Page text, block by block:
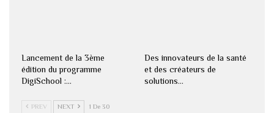
Lancement de la 3ème
édition du programme
DigiSchool :…
Des innovateurs de la santé
et des créateurs de
solutions…
PREV NEXT 1 De 30